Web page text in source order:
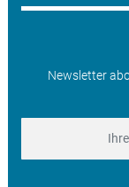
Newsletter